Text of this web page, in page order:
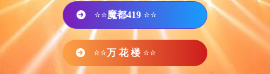
⭐⭐魔都419 ⭐⭐
⭐⭐万 花 楼 ⭐⭐